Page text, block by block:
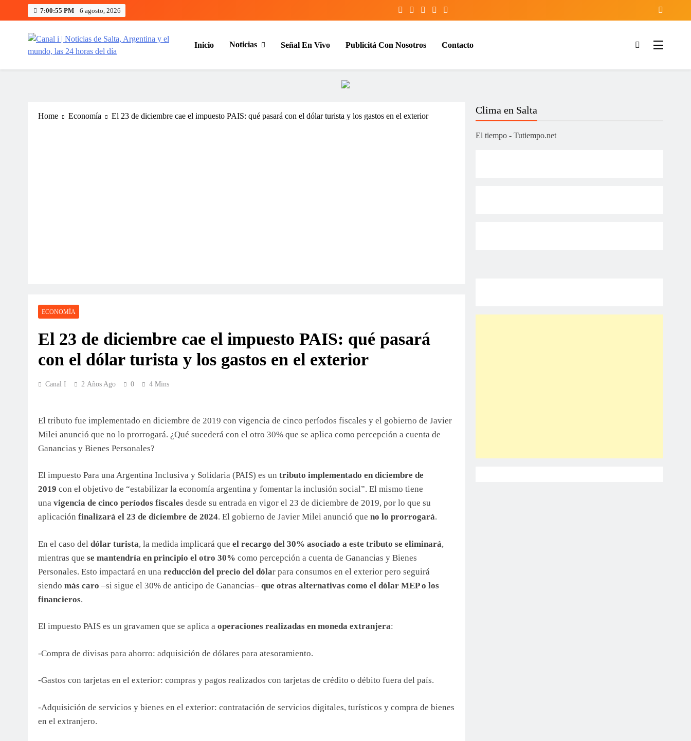
7:00:56 PM 6 agosto, 2026
Canal i | Noticias de Salta, Argentina y el mundo, las 24 horas del día
Inicio Noticias Señal En Vivo Publicitá Con Nosotros Contacto
Home Economía El 23 de diciembre cae el impuesto PAIS: qué pasará con el dólar turista y los gastos en el exterior
ECONOMÍA
El 23 de diciembre cae el impuesto PAIS: qué pasará
con el dólar turista y los gastos en el exterior
Canal I 2 Años Ago 0 4 Mins
El tributo fue implementado en diciembre de 2019 con vigencia de cinco períodos fiscales y el gobierno de Javier
Milei anunció que no lo prorrogará. ¿Qué sucederá con el otro 30% que se aplica como percepción a cuenta de
Ganancias y Bienes Personales?
El impuesto Para una Argentina Inclusiva y Solidaria (PAIS) es un tributo implementado en diciembre de
2019 con el objetivo de “estabilizar la economía argentina y fomentar la inclusión social”. El mismo tiene
una vigencia de cinco períodos fiscales desde su entrada en vigor el 23 de diciembre de 2019, por lo que su
aplicación finalizará el 23 de diciembre de 2024. El gobierno de Javier Milei anunció que no lo prorrogará.
En el caso del dólar turista, la medida implicará que el recargo del 30% asociado a este tributo se eliminará,
mientras que se mantendría en principio el otro 30% como percepción a cuenta de Ganancias y Bienes
Personales. Esto impactará en una reducción del precio del dólar para consumos en el exterior pero seguirá
siendo más caro –si sigue el 30% de anticipo de Ganancias– que otras alternativas como el dólar MEP o los
financieros.
El impuesto PAIS es un gravamen que se aplica a operaciones realizadas en moneda extranjera:
-Compra de divisas para ahorro: adquisición de dólares para atesoramiento.
-Gastos con tarjetas en el exterior: compras y pagos realizados con tarjetas de crédito o débito fuera del país.
-Adquisición de servicios y bienes en el exterior: contratación de servicios digitales, turísticos y compra de bienes
en el extranjero.
Clima en Salta
El tiempo - Tutiempo.net